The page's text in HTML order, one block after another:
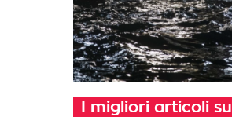
I migliori articoli su